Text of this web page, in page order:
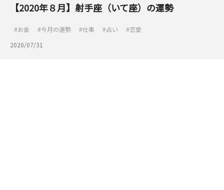
【2020年８月】射手座（いて座）の運勢
お金 今月の運勢 仕事 占い
恋愛
2020/07/31